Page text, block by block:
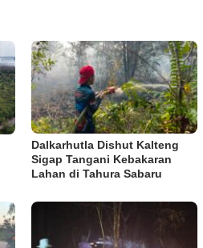
Dalkarhutla Dishut Kalteng
Sigap Tangani Kebakaran
Lahan di Tahura Sabaru